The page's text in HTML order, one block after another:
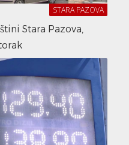
STARA PAZOVA
Stara Pazova,